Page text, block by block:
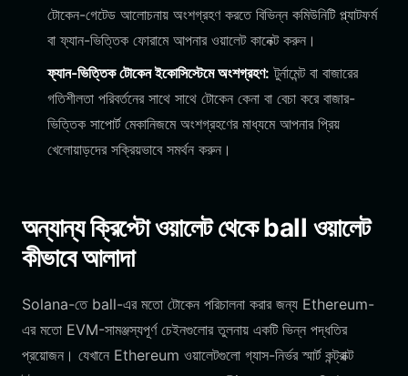
টোকেন-গেটেড আলোচনায় অংশগ্রহণ করতে বিভিন্ন কমিউনিটি প্ল্যাটফর্ম
বা ফ্যান-ভিত্তিক ফোরামে আপনার ওয়ালেট কানেক্ট করুন।
ফ্যান-ভিত্তিক টোকেন ইকোসিস্টেমে অংশগ্রহণ: টুর্নামেন্ট বা বাজারের
গতিশীলতা পরিবর্তনের সাথে সাথে টোকেন কেনা বা বেচা করে বাজার-
ভিত্তিক সাপোর্ট মেকানিজমে অংশগ্রহণের মাধ্যমে আপনার প্রিয়
খেলোয়াড়দের সক্রিয়ভাবে সমর্থন করুন।
অন্যান্য ক্রিপ্টো ওয়ালেট থেকে ball ওয়ালেট
কীভাবে আলাদা
Solana-তে ball-এর মতো টোকেন পরিচালনা করার জন্য Ethereum-
এর মতো EVM-সামঞ্জস্যপূর্ণ চেইনগুলোর তুলনায় একটি ভিন্ন পদ্ধতির
প্রয়োজন। যেখানে Ethereum ওয়ালেটগুলো গ্যাস-নির্ভর স্মার্ট কন্ট্রাক্ট